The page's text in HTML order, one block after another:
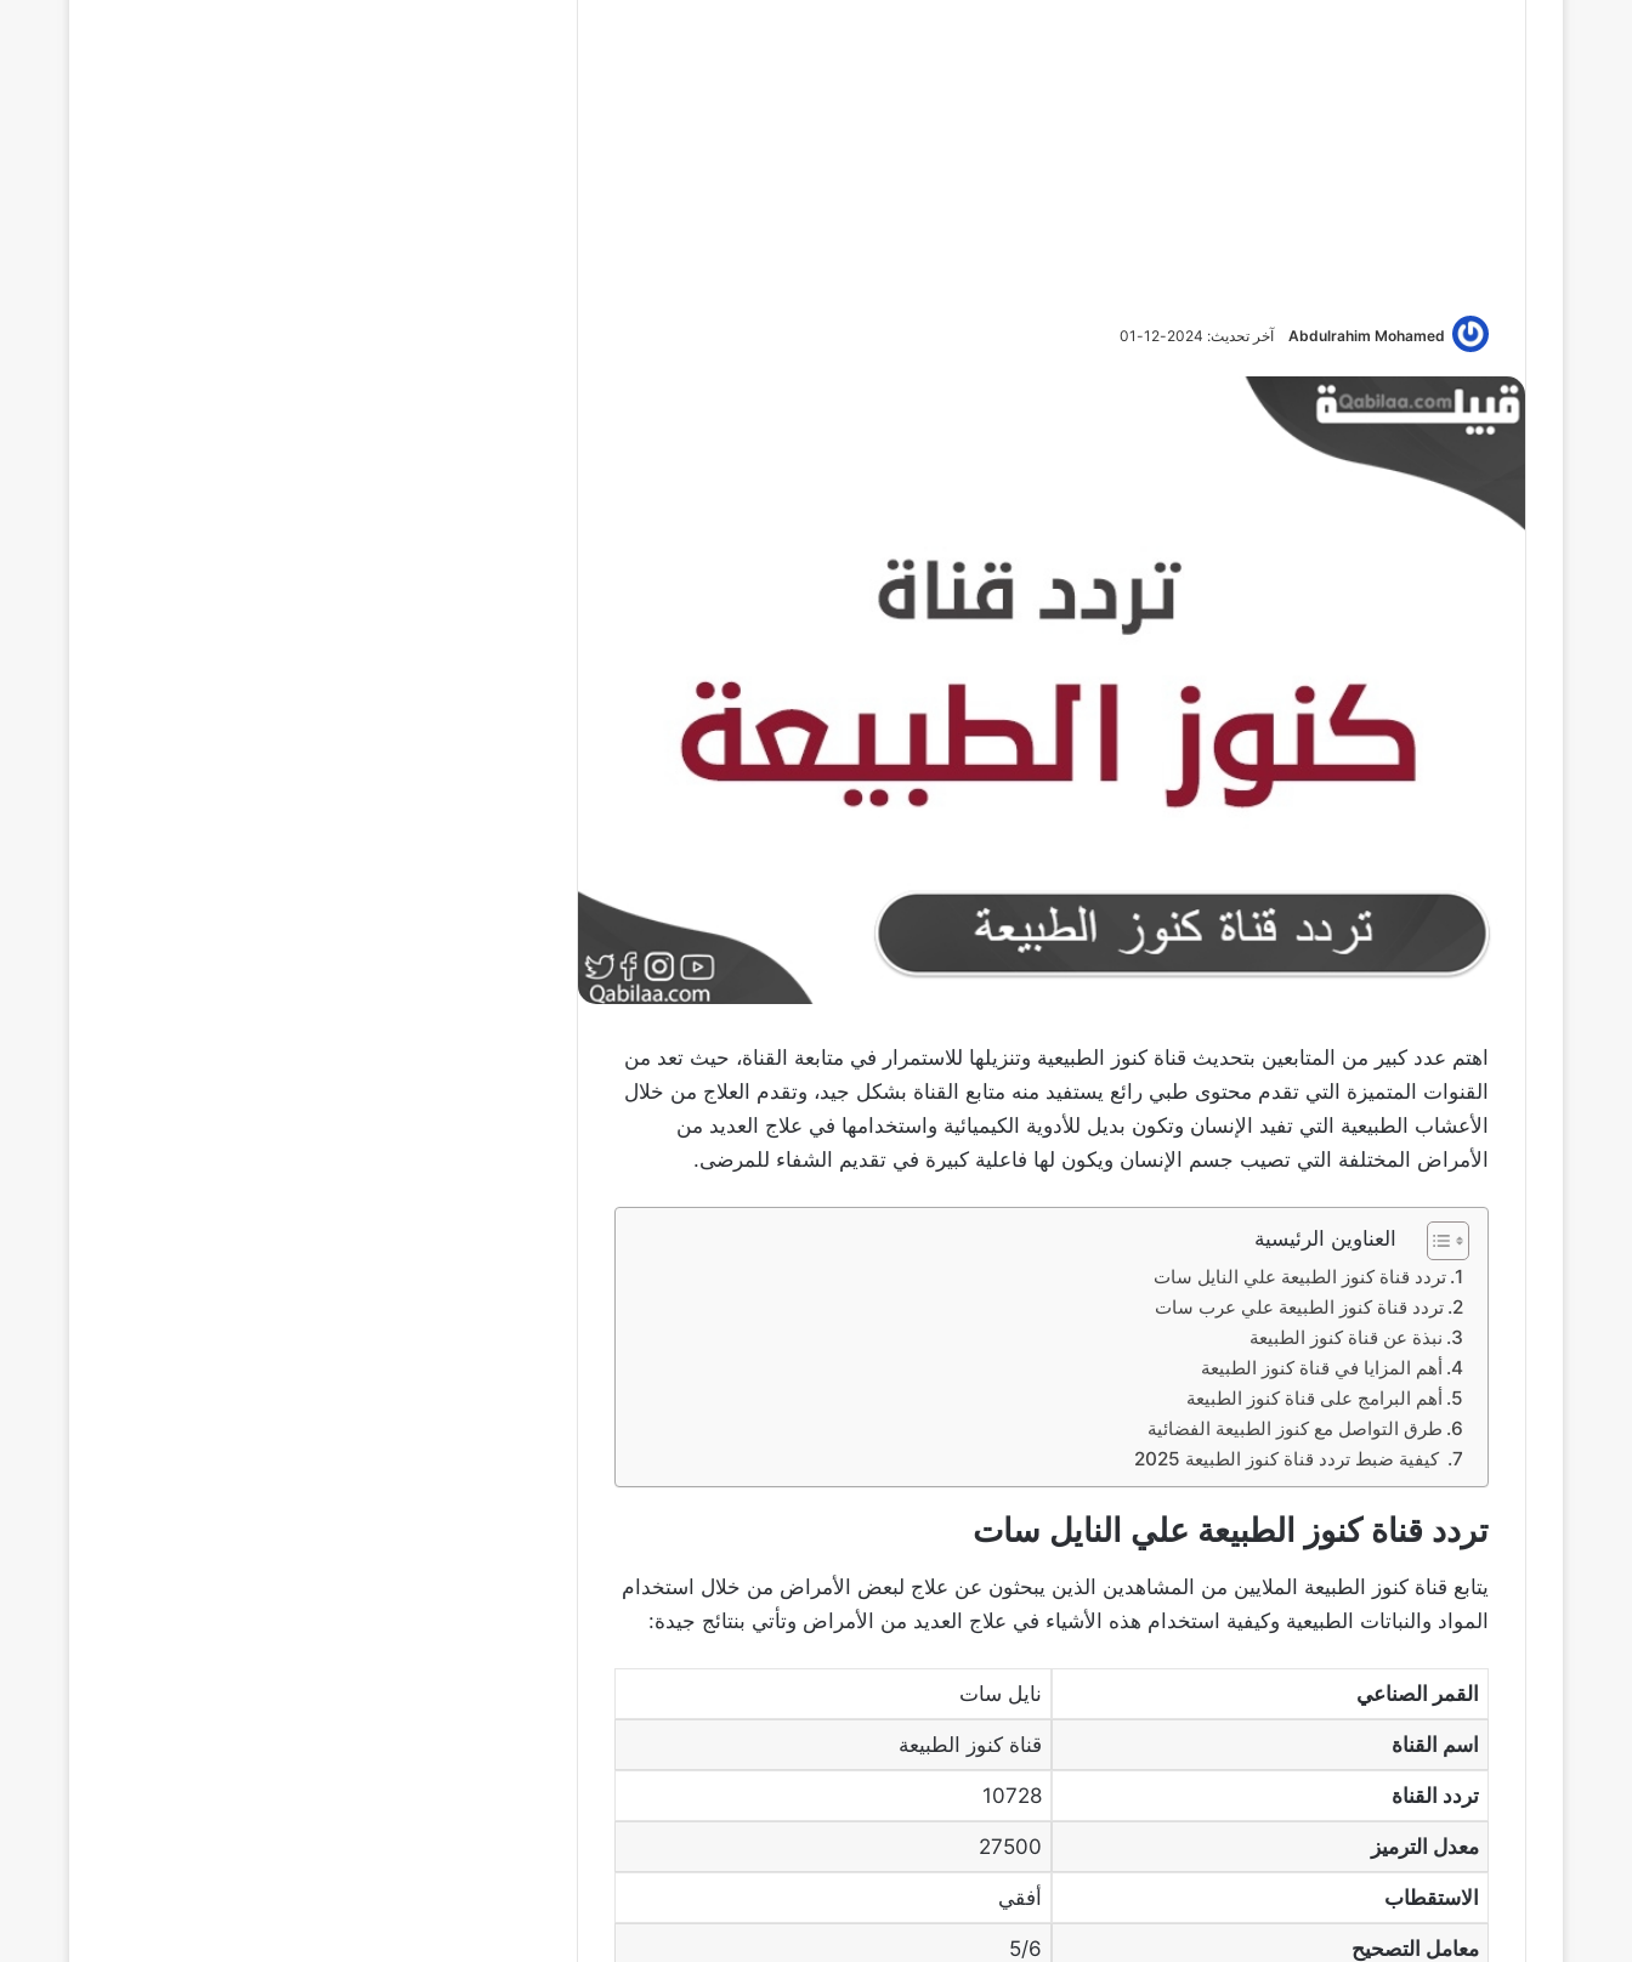
Abdulrahim Mohamed آخر تحديث: 2024-12-01
اهتم عدد كبير من المتابعين بتحديث قناة كنوز الطبيعية وتنزيلها للاستمرار في متابعة القناة، حيث تعد من
القنوات المتميزة التي تقدم محتوى طبي رائع يستفيد منه متابع القناة بشكل جيد، وتقدم العلاج من خلال
الأعشاب الطبيعية التي تفيد الإنسان وتكون بديل للأدوية الكيميائية واستخدامها في علاج العديد من
الأمراض المختلفة التي تصيب جسم الإنسان ويكون لها فاعلية كبيرة في تقديم الشفاء للمرضى.
العناوين الرئيسية
تردد قناة كنوز الطبيعة علي النايل سات
تردد قناة كنوز الطبيعة علي عرب سات
نبذة عن قناة كنوز الطبيعة
أهم المزايا في قناة كنوز الطبيعة
أهم البرامج على قناة كنوز الطبيعة
طرق التواصل مع كنوز الطبيعة الفضائية
كيفية ضبط تردد قناة كنوز الطبيعة 2025
تردد قناة كنوز الطبيعة علي النايل سات
يتابع قناة كنوز الطبيعة الملايين من المشاهدين الذين يبحثون عن علاج لبعض الأمراض من خلال استخدام
المواد والنباتات الطبيعية وكيفية استخدام هذه الأشياء في علاج العديد من الأمراض وتأتي بنتائج جيدة:
القمر الصناعي نايل سات
اسم القناة قناة كنوز الطبيعة
تردد القناة 10728
معدل الترميز 27500
الاستقطاب أفقي
معامل التصحيح 5/6